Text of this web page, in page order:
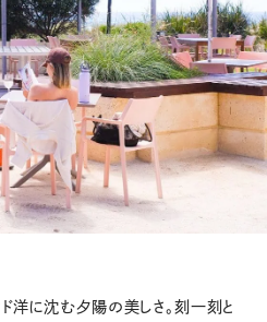
洋に沈む夕陽の美しさ。刻一刻と